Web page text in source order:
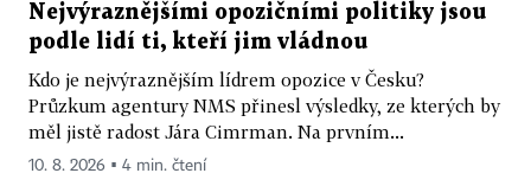
Nejvýraznějšími opozičními politiky jsou
podle lidí ti, kteří jim vládnou
Kdo je nejvýraznějším lídrem opozice v Česku?
Průzkum agentury NMS přinesl výsledky, ze kterých by
měl jistě radost Jára Cimrman. Na prvním...
10. 8. 2026 ▪ 4 min. čtení